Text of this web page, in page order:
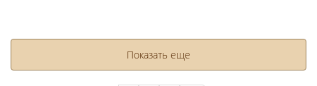
Показать еще